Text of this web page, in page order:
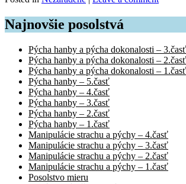
Najnovšie posolstvá
Pýcha hanby a pýcha dokonalosti – 3.časť
Pýcha hanby a pýcha dokonalosti – 2.časť
Pýcha hanby a pýcha dokonalosti – 1.časť
Pýcha hanby – 5.časť
Pýcha hanby – 4.časť
Pýcha hanby – 3.časť
Pýcha hanby – 2.časť
Pýcha hanby – 1.časť
Manipulácie strachu a pýchy – 4.časť
Manipulácie strachu a pýchy – 3.časť
Manipulácie strachu a pýchy – 2.časť
Manipulácie strachu a pýchy – 1.časť
Posolstvo mieru